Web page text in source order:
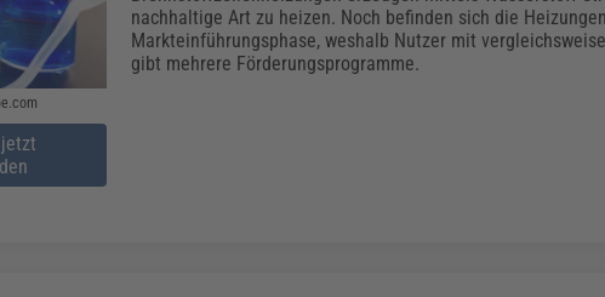
HERKERT)
Künstliche Intelligenz
Weiterbildungen (AKADEMIE
nachhaltige Art zu heizen. Noch befinden sich die
Markteinführungsphase, weshalb Nutzer mit
gibt mehrere Förderungsprogramme.